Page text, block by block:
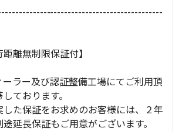
距離無制限保証付】
ラー及び認証整備工場にてご利用頂
ております。
した保証をお求めのお客様には、２年
延長保証もご用意がございます。